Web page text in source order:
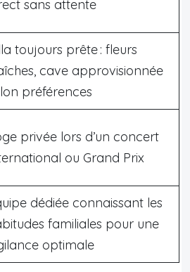
sans attente
toujours prête : fleurs
cave approvisionnée
préférences
privée lors d’un concert
ou Grand Prix
dédiée connaissant les
familiales pour une
optimale